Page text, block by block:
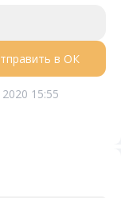
в ОК
15:55